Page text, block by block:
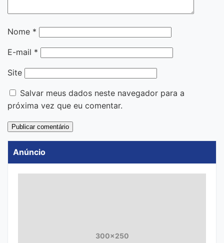
Nome *
E-mail *
Site
Salvar meus dados neste navegador para a
próxima vez que eu comentar.
Anúncio
300x250